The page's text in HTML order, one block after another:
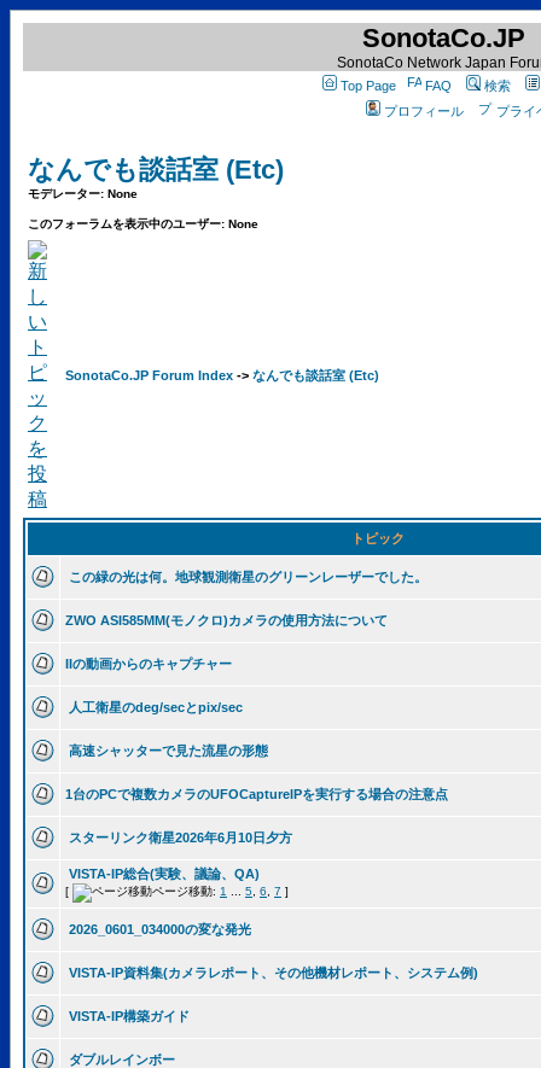
SonotaCo.JP
SonotaCo Network Japan
Top Page FAQ
検索
プロフィール
プライ
なんでも談話室 (Etc)
モデレーター: None
このフォーラムを表示中のユーザー: None
SonotaCo.JP Forum Index -> なんでも談話室 (Etc)
トピック
この緑の光は何。地球観測衛星のグリーンレーザーでした。
ZWO ASI585MM(モノクロ)カメラの使用方法について
IIの動画からのキャプチャー
人工衛星のdeg/secとpix/sec
高速シャッターで見た流星の形態
1台のPCで複数カメラのUFOCaptureIPを実行する場合の注意点
スターリンク衛星2026年6月10日夕方
VISTA-IP総合(実験、議論、QA)
[ ページ移動: 1 5 6 7 ]
2026_0601_034000の変な発光
VISTA-IP資料集(カメラレポート、その他機材レポート、システム例)
VISTA-IP構築ガイド
ダブルレインボー